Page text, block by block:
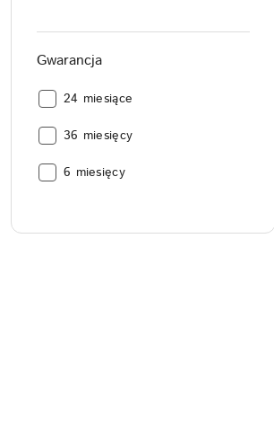
Gwarancja
Gwarancja:
24 miesiące
Gwarancja:
36 miesięcy
Gwarancja:
6 miesięcy